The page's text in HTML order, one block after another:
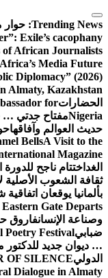
التجاوز
إلى
المحتوى
Trending News: حوار
Exile’s cacophany
of African Journalists
Media Future
Diplomacy” (2026)
Almaty, Kazakhstan
الحضاراتfor
Nigeriaمفتاح جدتي …
حديث العوالم وآفاقها
BellsA Visit to the
Magazine
الغد اختتام ناجح
ثقافة الشعوب الأصلية
بألمانيا يوقعان
Gate Departs
وصناعة الإنسانفاروق
ضبابيPoetry Festival
… ديوان جديد
الدوليOF SILENCE
Dialogue in Almaty